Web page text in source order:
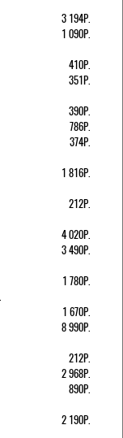
3 194Р.
1 090Р.
410Р.
351Р.
390Р.
786Р.
374Р.
1 816Р.
212Р.
4 020Р.
3 490Р.
1 780Р.
1 670Р.
8 990Р.
212Р.
2 968Р.
890Р.
2 190Р.